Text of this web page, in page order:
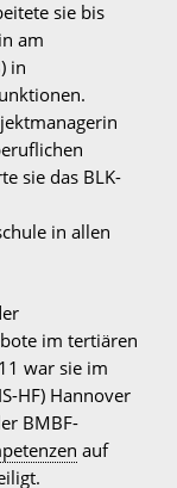
sie bis
am
in
sie das BLK-
in allen
im tertiären
war sie im
HF) Hannover
BMBF-
auf